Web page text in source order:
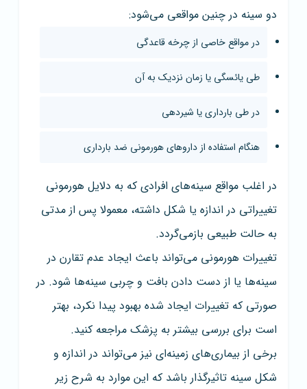
دو سینه در چنین مواقعی می‌شود:
در مواقع خاصی از چرخه قاعدگی
طی یائسگی یا زمان نزدیک به آن
در طی بارداری یا شیردهی
هنگام استفاده از داروهای هورمونی ضد بارداری
در اغلب مواقع سینه‌های افرادی که به دلایل هورمونی
تغییراتی در اندازه یا شکل داشته، معمولا پس از مدتی
به حالت طبیعی بازمی‌گردد.
تغییرات هورمونی می‌تواند باعث ایجاد عدم تقارن در
سینه‌ها یا از دست دادن بافت و چربی سینه‌ها شود. در
صورتی که تغییرات ایجاد شده بهبود پیدا نکرد، بهتر
است برای بررسی بیشتر به پزشک مراجعه کنید.
برخی از بیماری‌های زمینه‌ای نیز می‌تواند در اندازه و
شکل سینه تاثیرگذار باشد که این موارد به شرح زیر